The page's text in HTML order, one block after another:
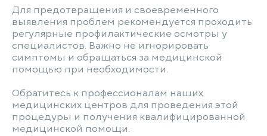
Для предотвращения и своевременного
выявления проблем рекомендуется проходить
регулярные профилактические осмотры у
специалистов. Важно не игнорировать
симптомы и обращаться за медицинской
помощью при необходимости.
Обратитесь к профессионалам наших
медицинских центров для проведения этой
процедуры и получения квалифицированной
медицинской помощи.